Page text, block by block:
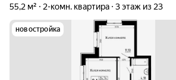
55,2 м²
2-комн. квартира 3 этаж из 23
новостройка